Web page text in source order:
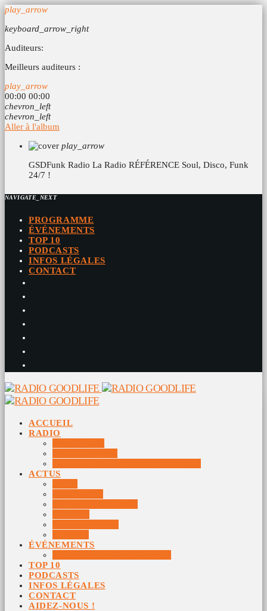
play_arrow
keyboard_arrow_right
Auditeurs:
Meilleurs auditeurs :
play_arrow
00:00 00:00
chevron_left
chevron_left
Aller à l'album
play_arrow
GSDFunk Radio La Radio RÉFÉRENCE Soul, Disco, Funk
24/7 !
NAVIGATE_NEXT
PROGRAMME
ÉVÉNEMENTS
TOP 10
PODCASTS
INFOS LÉGALES
CONTACT
ACCUEIL
RADIO
ACTUS
ÉVÉNEMENTS
TOP 10
PODCASTS
INFOS LÉGALES
CONTACT
AIDEZ-NOUS !